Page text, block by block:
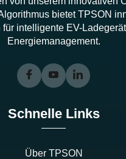
bietet TPSON
für intelligente EV-
Energiemanagement.
Schnelle Links
Über TPSON